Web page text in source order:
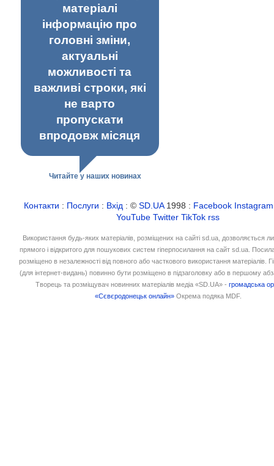
матеріалі
інформацію про
головні зміни,
актуальні
можливості та
важливі строки, які
не варто
пропускати
впродовж місяця
Читайте у наших новинах
Контакти : Послуги : Вхід : ©SD.UA1998 : Facebook Instagram
YouTube Twitter TikTok rss
Використання будь-яких матеріалів, розміщених на сайті sd.ua, дозволяється
прямого і відкритого для пошукових систем гіперпосилання на сайт sd.ua.
розміщено в незалежності від повного або часткового використання матеріалів.
(для інтернет-видань) повинно бути розміщено в підзаголовку або в першому
Творець та розміщувач новинних матеріалів медіа «SD.UA» -громадська
«Сєвєродонецьк онлайн» Окрема подяка MDF.